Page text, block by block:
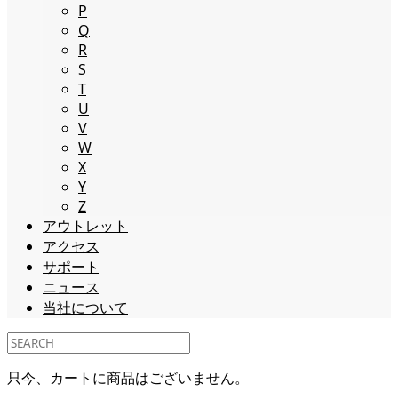
P
Q
R
S
T
U
V
W
X
Y
Z
アウトレット
アクセス
サポート
ニュース
当社について
只今、カートに商品はございません。